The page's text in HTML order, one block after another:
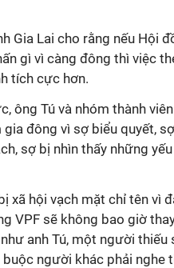
Gia Lai cho rằng nếu Hội
gì vì càng đông thì việc
tích cực hơn.
ông Tú và nhóm thành
đông vì sợ biểu quyết,
sợ bị nhìn thấy những
xã hội vạch mặt chỉ tên vì
VPF sẽ không bao giờ
anh Tú, một người
người khác phải nghe